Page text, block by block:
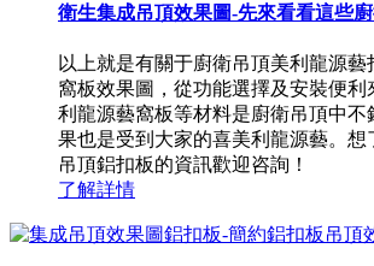
衛生集成吊頂效果圖-先來看看這些
以上就是有關于廚衛吊頂美利龍源
窩板效果圖，從功能選擇及安裝便利
利龍源藝窩板等材料是廚衛吊頂中不
果也是受到大家的喜美利龍源藝。想
吊頂鋁扣板的資訊歡迎咨詢！
了解詳情